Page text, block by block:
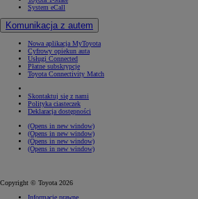
System eCall
Komunikacja z autem
Nowa aplikacja MyToyota
Cyfrowy opiekun auta
Usługi Connected
Płatne subskrypcje
Toyota Connectivity Match
Skontaktuj się z nami
Polityka ciasteczek
Deklaracja dostępności
(Opens in new window)
(Opens in new window)
(Opens in new window)
(Opens in new window)
Copyright © Toyota 2026
Informacje prawne